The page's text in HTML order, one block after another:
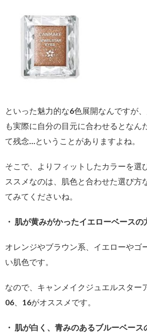
といった魅力的な6色展開なんですが
も実際に自分の目元に合わせるとなん
て残念…ということがありますよね。
そこで、よりフィットしたカラーを選
ススメなのは、肌色と合わせた選び方
てみてくださいね。
・ 肌が黄みがかったイエローベースの
オレンジやブラウン系、イエローやゴ
い肌色です。
なので、キャンメイクジュエルスター
06、16がオススメです。
・ 肌が白く、青みのあるブルーベース